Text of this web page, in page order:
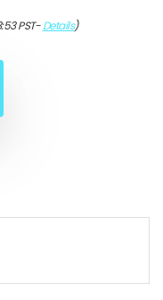
PST-Details)